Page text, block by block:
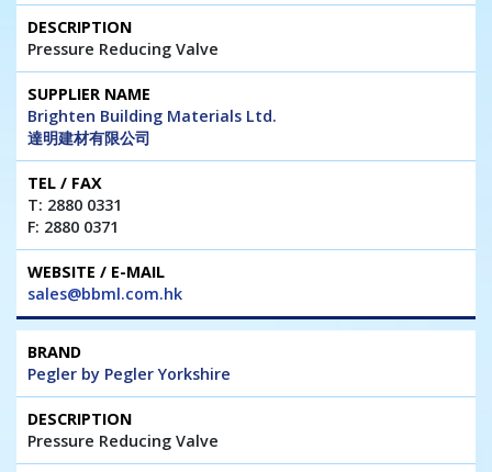
Pressure Reducing Valve
Brighten Building Materials Ltd.
達明建材有限公司
T: 2880 0331
F: 2880 0371
sales@bbml.com.hk
Pegler by Pegler Yorkshire
Pressure Reducing Valve